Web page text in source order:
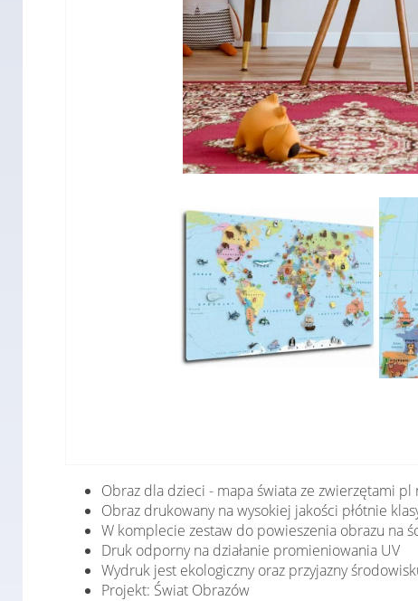
Obraz dla dzieci - mapa świata ze zwierzętami
Obraz drukowany na wysokiej jakości płótnie
W komplecie zestaw do powieszenia obrazu na
Druk odporny na działanie promieniowania UV
Wydruk jest ekologiczny oraz przyjazny
Projekt: Świat Obrazów